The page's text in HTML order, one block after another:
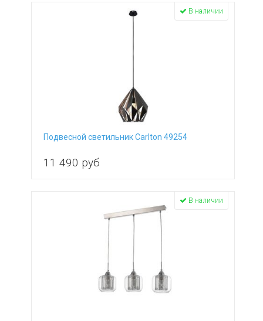
Подвесной светильник Carlton 49254
11 490 руб
В наличии
В наличии